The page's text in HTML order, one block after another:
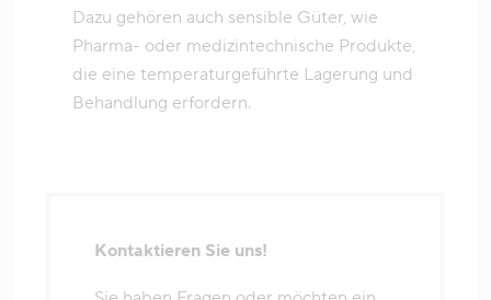
Dazu gehören auch sensible Güter, wie
Pharma- oder medizintechnische Produkte,
die eine temperaturgeführte Lagerung und
Behandlung erfordern.
Kontaktieren Sie uns!